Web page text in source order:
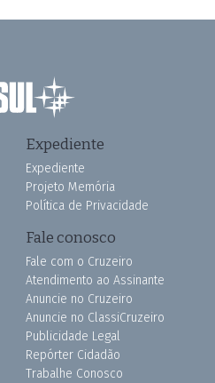
Expediente
Expediente
Projeto Memória
Política de Privacidade
Fale conosco
Fale com o Cruzeiro
Atendimento ao Assinante
Anuncie no Cruzeiro
Anuncie no ClassiCruzeiro
Publicidade Legal
Repórter Cidadão
Trabalhe Conosco